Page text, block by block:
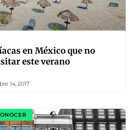
en México que no
este verano
14, 2017